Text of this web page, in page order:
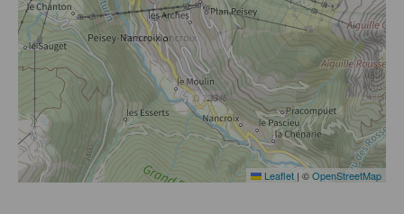
Leaflet | ©OpenStreetMap